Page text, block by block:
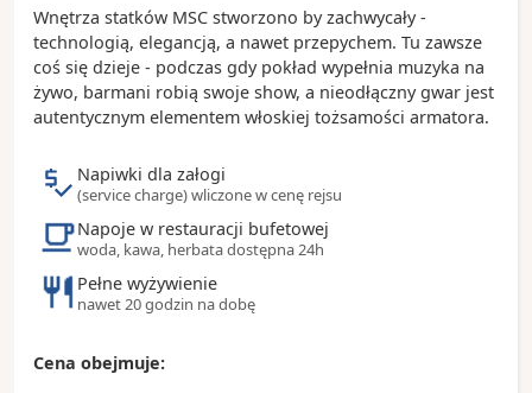
Havana
- tropikalny archipelag Florida Keys podczas
całodniowej wycieczki za miasto
Ciekawostki:
kolejka nadziemna (metromover)
- 70% mieszkańców miasta to Latynosi
- Miami to światowa stolica rejsów wycieczkowych
Wnętrza statków MSC stworzono by zachwycały -
technologią, elegancją, a nawet przepychem. Tu zawsze
coś się dzieje - podczas gdy pokład wypełnia muzyka na
żywo, barmani robią swoje show, a nieodłączny gwar jest
autentycznym elementem włoskiej tożsamości armatora.
Napiwki dla załogi
(service charge) wliczone w cenę rejsu
Napoje w restauracji bufetowej
woda, kawa, herbata dostępna 24h
Pełne wyżywienie
nawet 20 godzin na dobę
Cena obejmuje: